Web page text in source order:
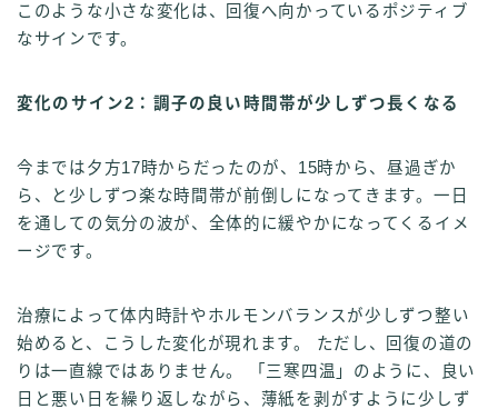
このような小さな変化は、回復へ向かっているポジティブ
なサインです。
変化のサイン2：調子の良い時間帯が少しずつ長くなる
今までは夕方17時からだったのが、15時から、昼過ぎか
ら、と少しずつ楽な時間帯が前倒しになってきます。一日
を通しての気分の波が、全体的に緩やかになってくるイメ
ージです。
治療によって体内時計やホルモンバランスが少しずつ整い
始めると、こうした変化が現れます。 ただし、回復の道の
りは一直線ではありません。 「三寒四温」のように、良い
日と悪い日を繰り返しながら、薄紙を剥がすように少しず